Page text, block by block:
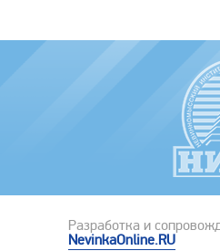
Разработка и
NevinkaOnline.RU